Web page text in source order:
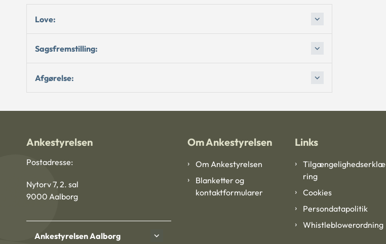
Love:
Sagsfremstilling:
Afgørelse:
Ankestyrelsen
Postadresse:
Nytorv 7, 2. sal
9000 Aalborg
Ankestyrelsen Aalborg
Om Ankestyrelsen
Om Ankestyrelsen
Blanketter og
kontaktformularer
Links
Tilgængelighedserklæ
ring
Cookies
Persondatapolitik
Whistleblowerordning